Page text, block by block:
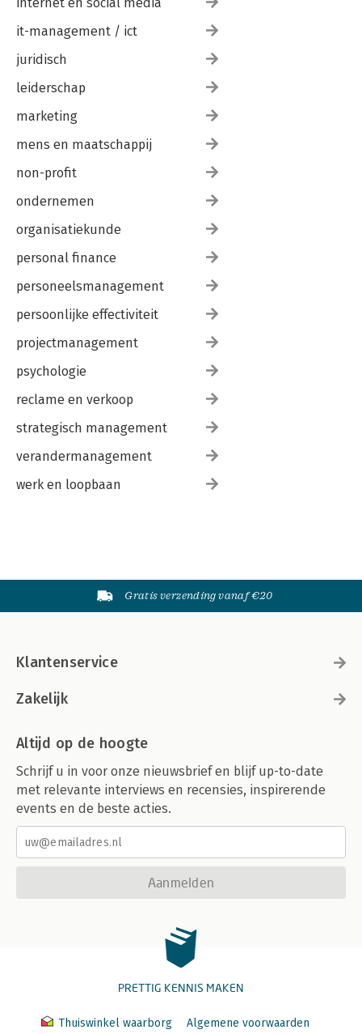
it-management / ict
juridisch
leiderschap
marketing
mens en maatschappij
non-profit
ondernemen
organisatiekunde
personal finance
personeelsmanagement
persoonlijke effectiviteit
projectmanagement
psychologie
reclame en verkoop
strategisch management
verandermanagement
werk en loopbaan
Gratis verzending vanaf €20
Klantenservice
Zakelijk
Altijd op de hoogte
Schrijf u in voor onze nieuwsbrief en blijf up-to-date
met relevante interviews en recensies, inspirerende
events en de beste acties.
Aanmelden
PRETTIG KENNIS MAKEN
Thuiswinkel waarborg Algemene voorwaarden